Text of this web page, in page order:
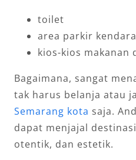
toilet
area parkir
kios-kios makanan
Bagaimana, sangat
tak harus belanja atau
Semarang kota saja.
dapat menjajal
otentik, dan estetik.